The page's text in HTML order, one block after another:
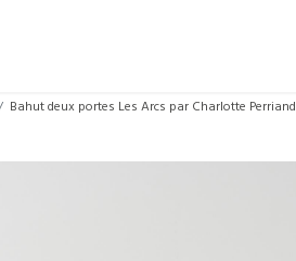
Bahut deux portes Les Arcs par Charlotte Perriand